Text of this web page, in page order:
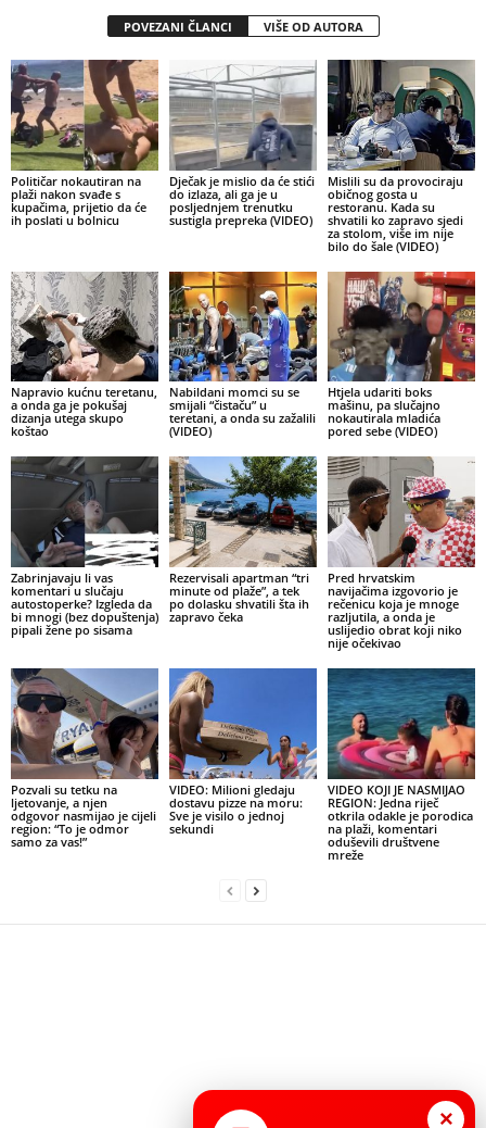
POVEZANI ČLANCI VIŠE OD AUTORA
Političar nokautiran na
plaži nakon svađe s
kupačima, prijetio da će
ih poslati u bolnicu
Dječak je mislio da će stići
do izlaza, ali ga je u
posljednjem trenutku
sustigla prepreka (VIDEO)
Mislili su da provociraju
običnog gosta u
restoranu. Kada su
shvatili ko zapravo sjedi
za stolom, više im nije
bilo do šale (VIDEO)
Napravio kućnu teretanu,
a onda ga je pokušaj
dizanja utega skupo
koštao
Nabildani momci su se
smijali “čistaču” u
teretani, a onda su zažalili
(VIDEO)
Htjela udariti boks
mašinu, pa slučajno
nokautirala mladića
pored sebe (VIDEO)
Zabrinjavaju li vas
komentari u slučaju
autostoperke? Izgleda da
bi mnogi (bez dopuštenja)
pipali žene po sisama
Rezervisali apartman “tri
minute od plaže”, a tek
po dolasku shvatili šta ih
zapravo čeka
Pred hrvatskim
navijačima izgovorio je
rečenicu koja je mnoge
razljutila, a onda je
uslijedio obrat koji niko
nije očekivao
Pozvali su tetku na
ljetovanje, a njen
odgovor nasmijao je cijeli
region: “To je odmor
samo za vas!”
VIDEO: Milioni gledaju
dostavu pizze na moru:
Sve je visilo o jednoj
sekundi
VIDEO KOJI JE NASMIJAO
REGION: Jedna riječ
otkrila odakle je porodica
na plaži, komentari
oduševili društvene
mreže
×